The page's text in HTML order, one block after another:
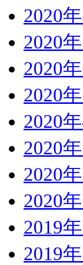
2020
2020
2020
2020
2020
2020
2020
2020
2019
2019